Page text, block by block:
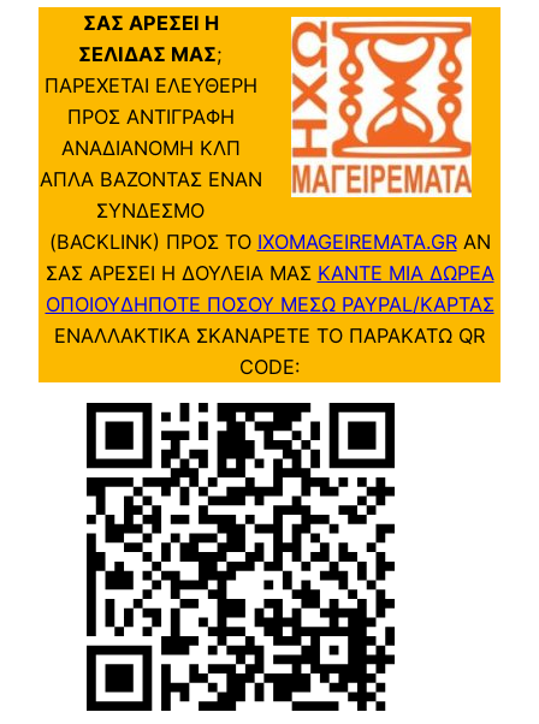
ΣΑΣ ΑΡΕΣΕΙ Η
ΣΕΛΙΔΑΣ ΜΑΣ;
ΠΑΡΕΧΕΤΑΙ ΕΛΕΥΘΕΡΗ
ΠΡΟΣ ΑΝΤΙΓΡΑΦΗ
ΑΝΑΔΙΑΝΟΜΗ ΚΛΠ
ΑΠΛΑ ΒΑΖΟΝΤΑΣ ΕΝΑΝ
ΣΥΝΔΕΣΜΟ
(BACKLINK) ΠΡΟΣ ΤΟ IXOMAGEIREMATA.GRΑΝ
ΣΑΣ ΑΡΕΣΕΙ Η ΔΟΥΛΕΙΑ ΜΑΣ ΚΑΝΤΕ ΜΙΑ ΔΩΡΕΑ
ΟΠΟΙΟΥΔΗΠΟΤΕ ΠΟΣΟΥ ΜΕΣΩ PAYPAL/ΚΑΡΤΑΣ
ΕΝΑΛΛΑΚΤΙΚΑ ΣΚΑΝΑΡΕΤΕ ΤΟ ΠΑΡΑΚΑΤΩ QR
CODE: